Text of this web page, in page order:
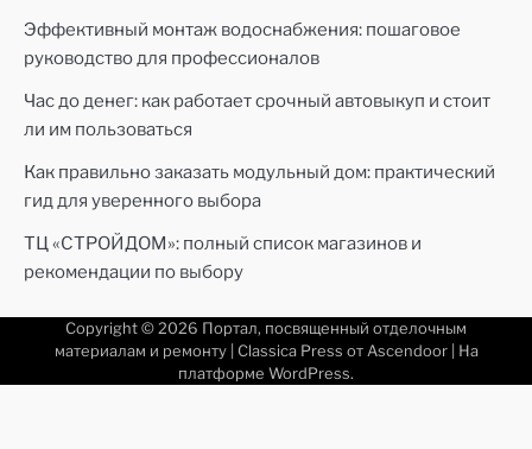
Эффективный монтаж водоснабжения: пошаговое
руководство для профессионалов
Час до денег: как работает срочный автовыкуп и стоит
ли им пользоваться
Как правильно заказать модульный дом: практический
гид для уверенного выбора
ТЦ «СТРОЙДОМ»: полный список магазинов и
рекомендации по выбору
Copyright © 2026 Портал, посвященный отделочным
материалам и ремонту| Classica Press от Ascendoor| На
платформе WordPress.